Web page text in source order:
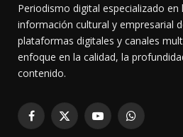
Periodismo digital especializado en
información cultural y empresarial
plataformas digitales y canales
enfoque en la calidad, la
contenido.
Facebook
X
YouTubeWhatsApp